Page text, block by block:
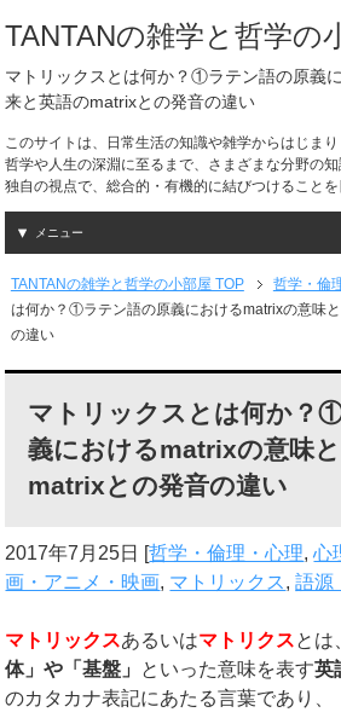
TANTANの雑学と哲学の
マトリックスとは何か？①ラテン語の原義
来と英語のmatrixとの発音の違い
このサイトは、日常生活の知識や雑学からはじまり
哲学や人生の深淵に至るまで、さまざまな分野の
独自の視点で、総合的・有機的に結びつけること
メニュー
TANTANの雑学と哲学の小部屋 TOP 哲学・倫
は何か？①ラテン語の原義におけるmatrixの意味
の違い
マトリックスとは何か？
義におけるmatrixの意味
matrixとの発音の違い
2017年7月25日 [哲学・倫理・心理,心
画・アニメ・映画, マトリックス,語源
マトリックスあるいはマトリクスとは
体」や「基盤」 といった意味を表す英
のカタカナ表記にあたる言葉であり、